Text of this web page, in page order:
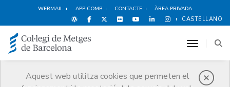
WEBMAIL APP COMB CONTACTE ÀREA PRIVADA
CASTELLANO
Aquest web utilitza cookies que permeten el
toggle